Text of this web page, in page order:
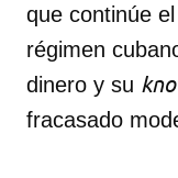
que continúe
régimen
dinero y su
fracasado